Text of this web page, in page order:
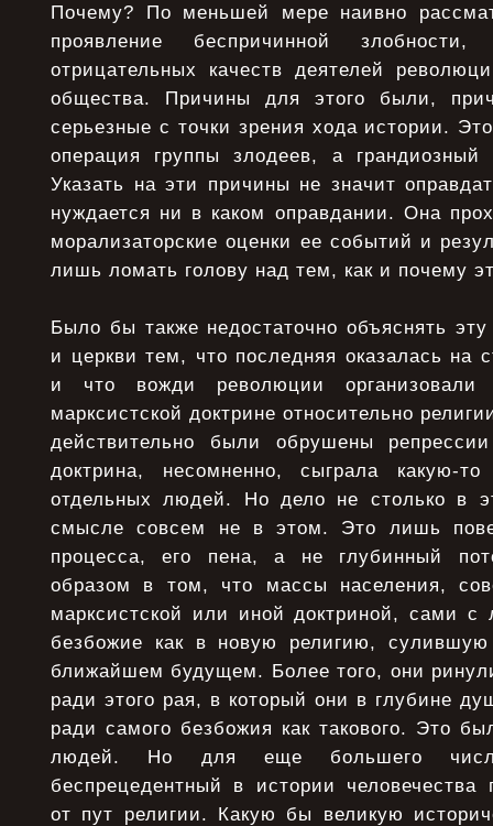
Почему? По меньшей мере наивно
проявление беспричинной
отрицательных качеств деятелей
общества. Причины для этого были,
серьезные с точки зрения хода истории.
операция группы злодеев, а грандиозный
Указать на эти причины не значит
нуждается ни в каком оправдании. Она
морализаторские оценки ее событий и
лишь ломать голову над тем, как и почему
Было бы также недостаточно объяснять
и церкви тем, что последняя оказалась на
и что вожди революции
марксистской доктрине относительно
действительно были обрушены
доктрина, несомненно, сыграла какую-
отдельных людей. Но дело не столько в
смысле совсем не в этом. Это лишь
процесса, его пена, а не глубинный
образом в том, что массы населения,
марксистской или иной доктриной, сами с
безбожие как в новую религию,
ближайшем будущем. Более того, они
ради этого рая, в который они в глубине
ради самого безбожия как такового. Это
людей. Но для еще большего
беспрецедентный в истории человечества
от пут религии. Какую бы великую